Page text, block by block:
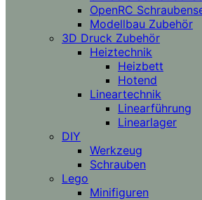
OpenRC
Modellbau Zubehör
3D Druck Zubehör
Heiztechnik
Heizbett
Hotend
Lineartechnik
Linearführung
Linearlager
DIY
Werkzeug
Schrauben
Lego
Minifiguren